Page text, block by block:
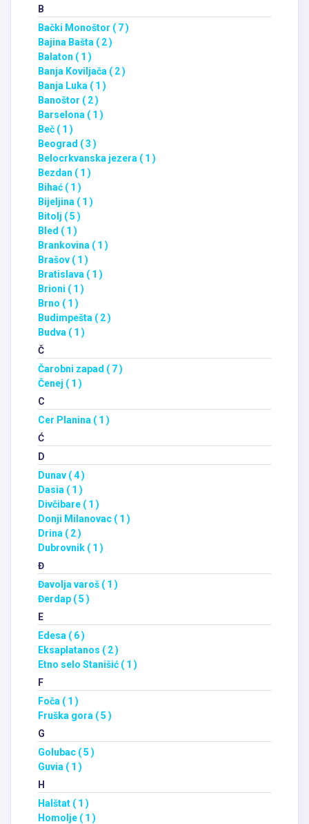
B
Bački Monoštor ( 7 )
Bajina Bašta ( 2 )
Balaton ( 1 )
Banja Koviljača ( 2 )
Banja Luka ( 1 )
Banoštor ( 2 )
Barselona ( 1 )
Beč ( 1 )
Beograd ( 3 )
Belocrkvanska jezera ( 1 )
Bezdan ( 1 )
Bihać ( 1 )
Bijeljina ( 1 )
Bitolj ( 5 )
Bled ( 1 )
Brankovina ( 1 )
Brašov ( 1 )
Bratislava ( 1 )
Brioni ( 1 )
Brno ( 1 )
Budimpešta ( 2 )
Budva ( 1 )
Č
Čarobni zapad ( 7 )
Čenej ( 1 )
C
Cer Planina ( 1 )
Ć
D
Dunav ( 4 )
Dasia ( 1 )
Divčibare ( 1 )
Donji Milanovac ( 1 )
Drina ( 2 )
Dubrovnik ( 1 )
Đ
Đavolja varoš ( 1 )
Đerdap ( 5 )
E
Edesa ( 6 )
Eksaplatanos ( 2 )
Etno selo Stanišić ( 1 )
F
Foča ( 1 )
Fruška gora ( 5 )
G
Golubac ( 5 )
Guvia ( 1 )
H
Halštat ( 1 )
Homolje ( 1 )